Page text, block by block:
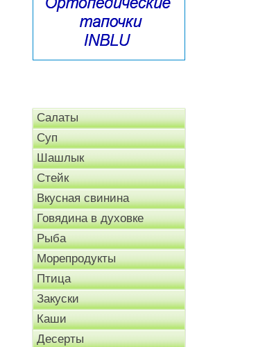
Салаты
Суп
Шашлык
Стейк
Вкусная свинина
Говядина в духовке
Рыба
Морепродукты
Птица
Закуски
Каши
Десерты